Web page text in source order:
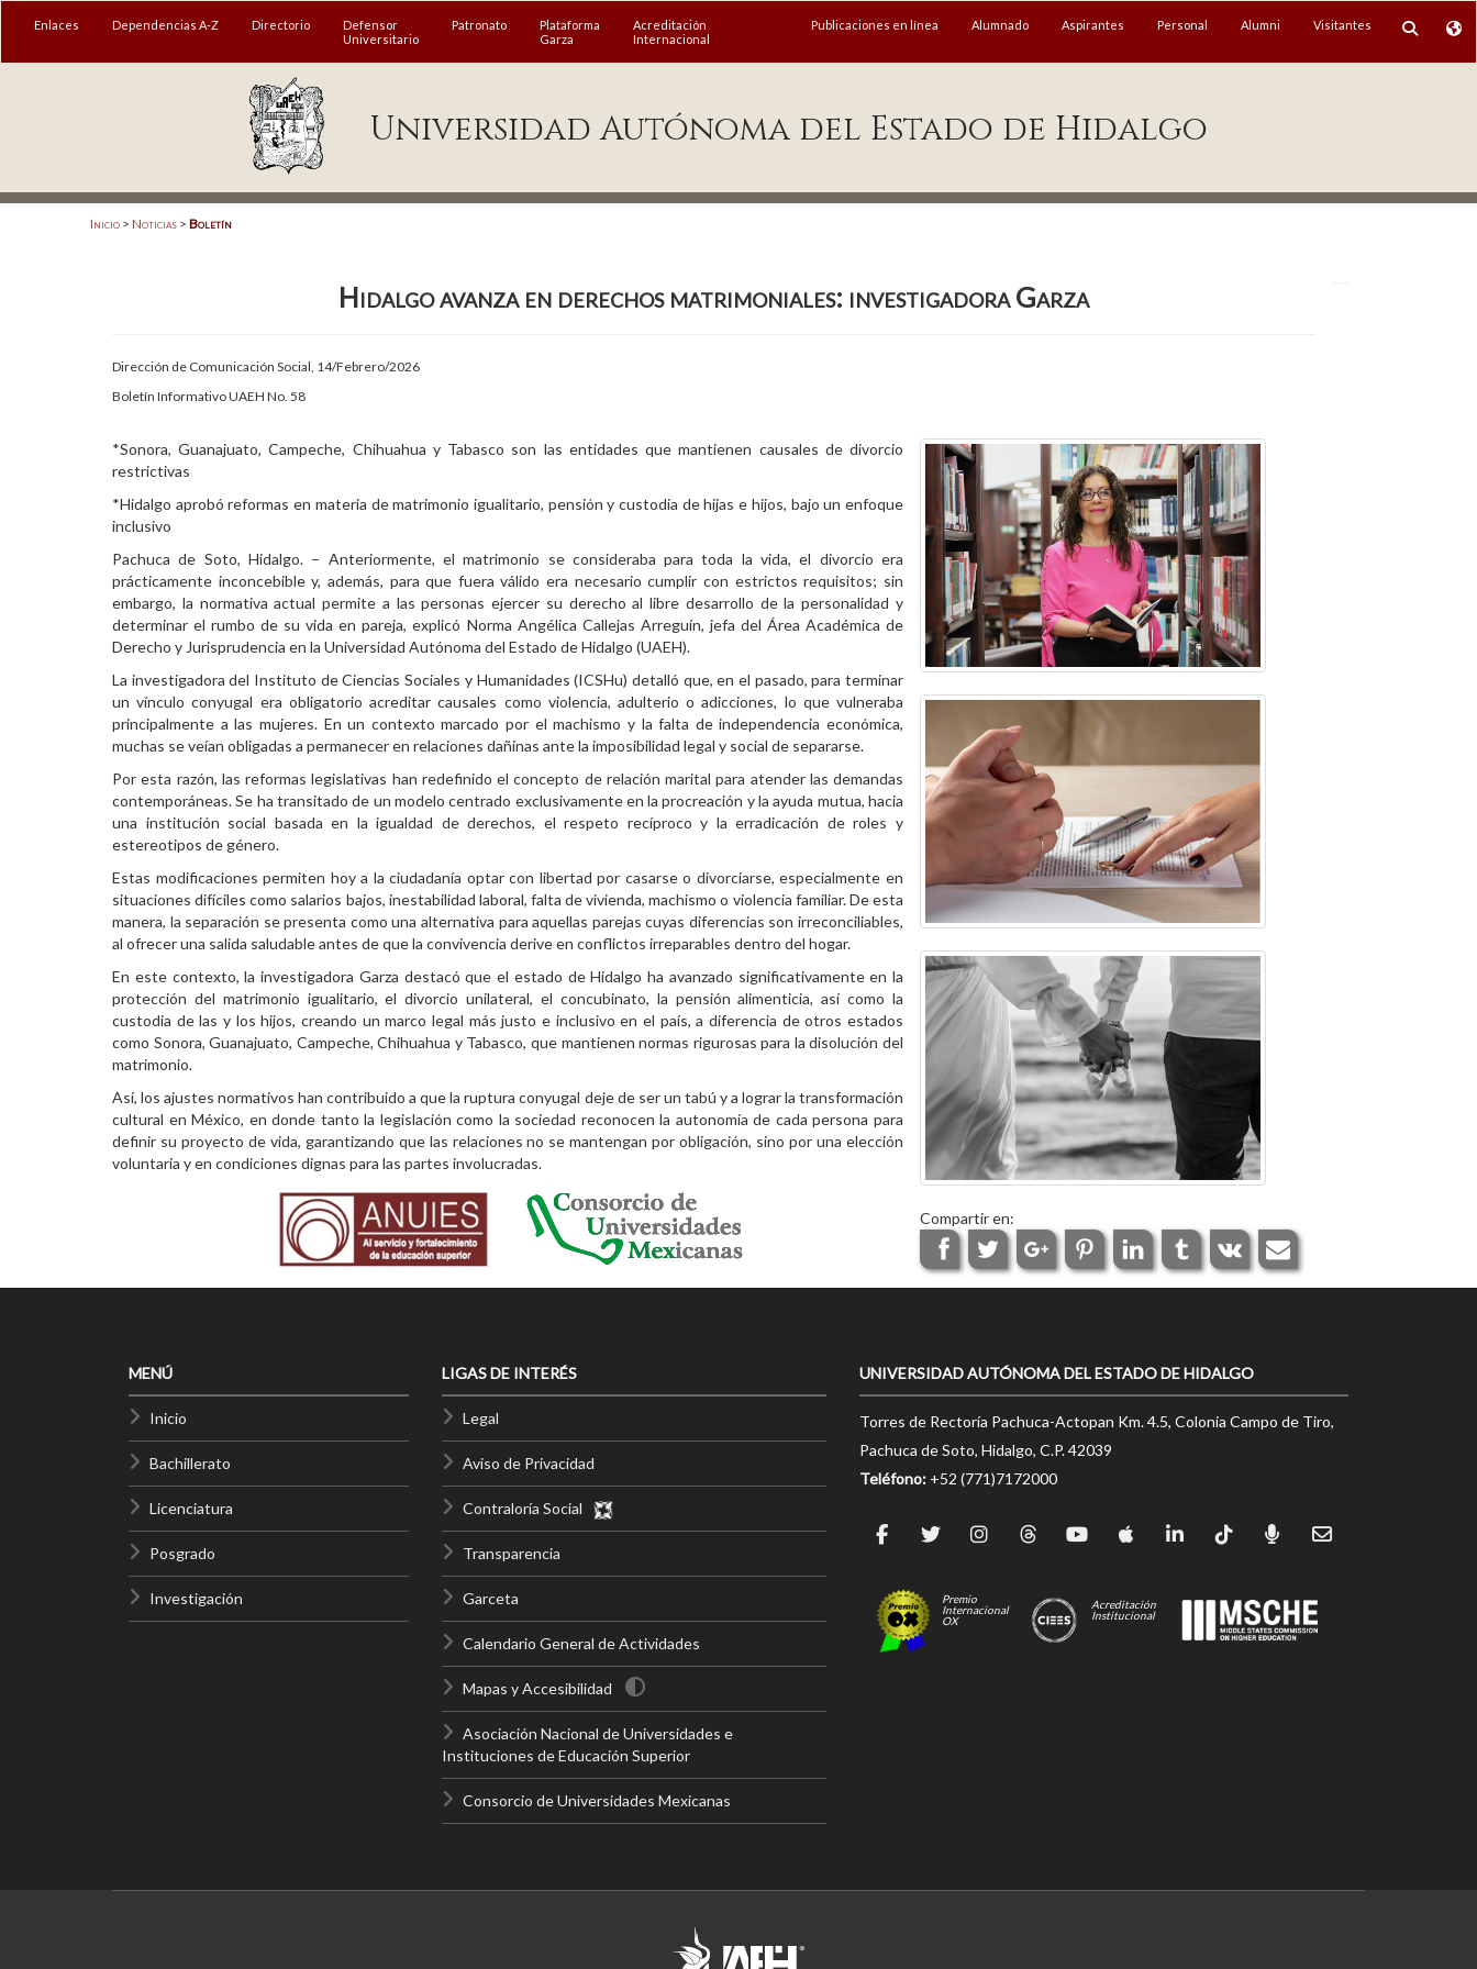
MENÚ
Acreditación Internacional
Enlaces Dependencias A-Z Directorio
Defensor
Universitario
Patronato
Plataforma
Garza
Acreditación
Internacional
Publicaciones en línea Alumnado Aspirantes Personal Alumni Visitantes
Universidad Autónoma del Estado de Hidalgo
Inicio > Noticias > Boletín
Hidalgo avanza en derechos matrimoniales: investigadora Garza
Dirección de Comunicación Social, 14/Febrero/2026
Boletín Informativo UAEH No. 58
*Sonora, Guanajuato, Campeche, Chihuahua y Tabasco son las entidades que mantienen causales de divorcio
restrictivas
*Hidalgo aprobó reformas en materia de matrimonio igualitario, pensión y custodia de hijas e hijos, bajo un enfoque
inclusivo
Pachuca de Soto, Hidalgo. – Anteriormente, el matrimonio se consideraba para toda la vida, el divorcio era
prácticamente inconcebible y, además, para que fuera válido era necesario cumplir con estrictos requisitos; sin
embargo, la normativa actual permite a las personas ejercer su derecho al libre desarrollo de la personalidad y
determinar el rumbo de su vida en pareja, explicó Norma Angélica Callejas Arreguín, jefa del Área Académica de
Derecho y Jurisprudencia en la Universidad Autónoma del Estado de Hidalgo (UAEH).
La investigadora del Instituto de Ciencias Sociales y Humanidades (ICSHu) detalló que, en el pasado, para terminar
un vínculo conyugal era obligatorio acreditar causales como violencia, adulterio o adicciones, lo que vulneraba
principalmente a las mujeres. En un contexto marcado por el machismo y la falta de independencia económica,
muchas se veían obligadas a permanecer en relaciones dañinas ante la imposibilidad legal y social de separarse.
Por esta razón, las reformas legislativas han redefinido el concepto de relación marital para atender las demandas
contemporáneas. Se ha transitado de un modelo centrado exclusivamente en la procreación y la ayuda mutua, hacia
una institución social basada en la igualdad de derechos, el respeto recíproco y la erradicación de roles y
estereotipos de género.
Estas modificaciones permiten hoy a la ciudadanía optar con libertad por casarse o divorciarse, especialmente en
situaciones difíciles como salarios bajos, inestabilidad laboral, falta de vivienda, machismo o violencia familiar. De esta
manera, la separación se presenta como una alternativa para aquellas parejas cuyas diferencias son irreconciliables,
al ofrecer una salida saludable antes de que la convivencia derive en conflictos irreparables dentro del hogar.
En este contexto, la investigadora Garza destacó que el estado de Hidalgo ha avanzado significativamente en la
protección del matrimonio igualitario, el divorcio unilateral, el concubinato, la pensión alimenticia, así como la
custodia de las y los hijos, creando un marco legal más justo e inclusivo en el país, a diferencia de otros estados
como Sonora, Guanajuato, Campeche, Chihuahua y Tabasco, que mantienen normas rigurosas para la disolución del
matrimonio.
Así, los ajustes normativos han contribuido a que la ruptura conyugal deje de ser un tabú y a lograr la transformación
cultural en México, en donde tanto la legislación como la sociedad reconocen la autonomía de cada persona para
definir su proyecto de vida, garantizando que las relaciones no se mantengan por obligación, sino por una elección
voluntaria y en condiciones dignas para las partes involucradas.
Compartir en:
MENÚ
Inicio
Bachillerato
Licenciatura
Posgrado
Investigación
LIGAS DE INTERÉS
Legal
Aviso de Privacidad
Contraloría Social
Transparencia
Garceta
Calendario General de Actividades
Mapas y Accesibilidad
Asociación Nacional de Universidades e
Instituciones de Educación Superior
Consorcio de Universidades Mexicanas
UNIVERSIDAD AUTÓNOMA DEL ESTADO DE HIDALGO
Torres de Rectoría Pachuca-Actopan Km. 4.5, Colonia Campo de Tiro,
Pachuca de Soto, Hidalgo, C.P. 42039
Teléfono: +52 (771)7172000
Premio
Internacional
OX
Acreditación
Institucional